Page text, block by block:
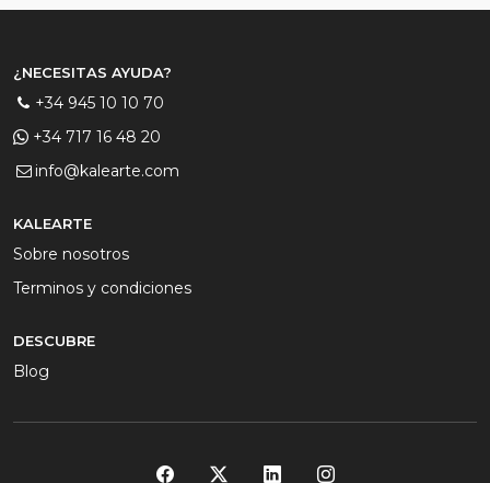
¿NECESITAS AYUDA?
+34 945 10 10 70
+34 717 16 48 20
info@kalearte.com
KALEARTE
Sobre nosotros
Terminos y condiciones
DESCUBRE
Blog